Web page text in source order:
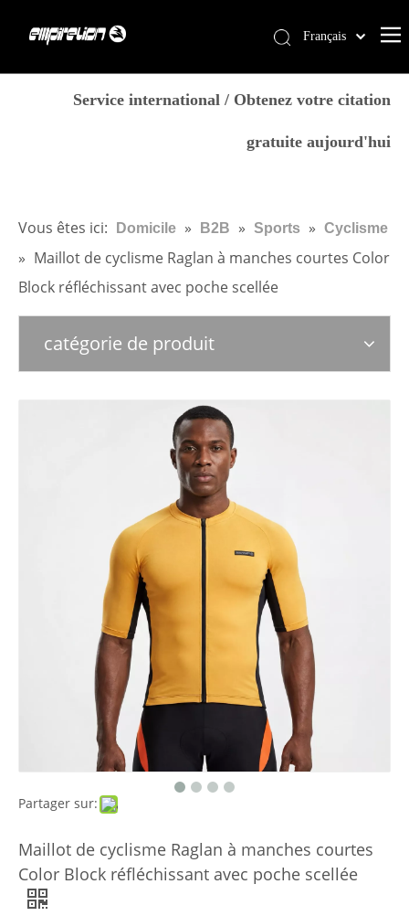
Blog
Nous contacter
Magasin
Français
简体中文
Pусский
Deutsch
Italiano
Service international / Obtenez votre citation
gratuite aujourd'hui
Vous êtes ici: Domicile » B2B » Sports » Cyclisme
» Maillot de cyclisme Raglan à manches courtes Color
Block réfléchissant avec poche scellée
catégorie de produit
Partager sur:
Maillot de cyclisme Raglan à manches courtes
Color Block réfléchissant avec poche scellée